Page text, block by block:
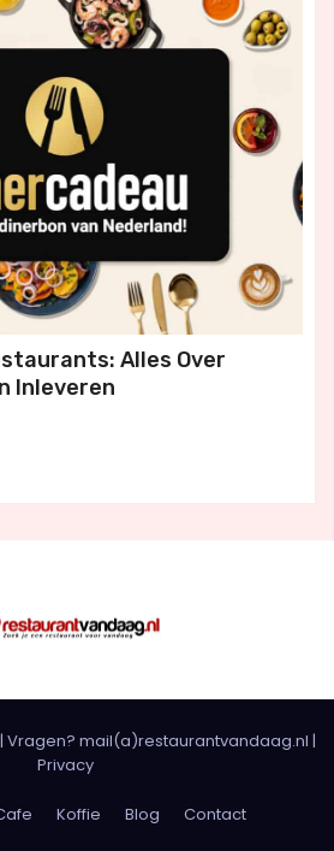
Alles Over
Inleveren
| Vragen? mail(a)restaurantvandaag.nl |
Privacy
Koffie Blog Contact